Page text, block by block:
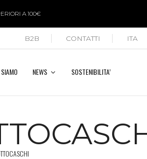
A 100€
B2B CONTATTI ITA
NEWS SOSTENIBILITA’